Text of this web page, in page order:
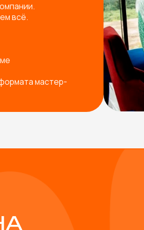
ваш запрос